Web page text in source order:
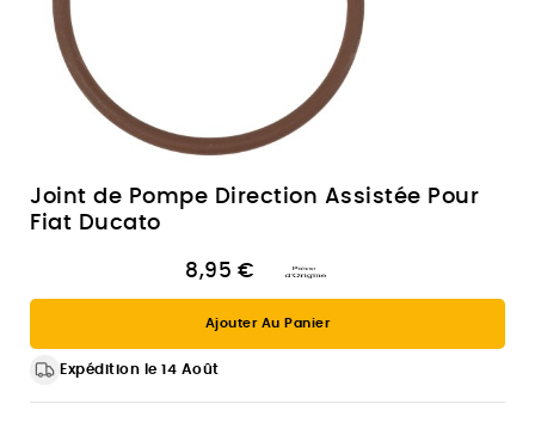
Joint de Pompe Direction Assistée Pour
Fiat Ducato
8,95 €
Ajouter Au Panier
Expédition le 14 Août